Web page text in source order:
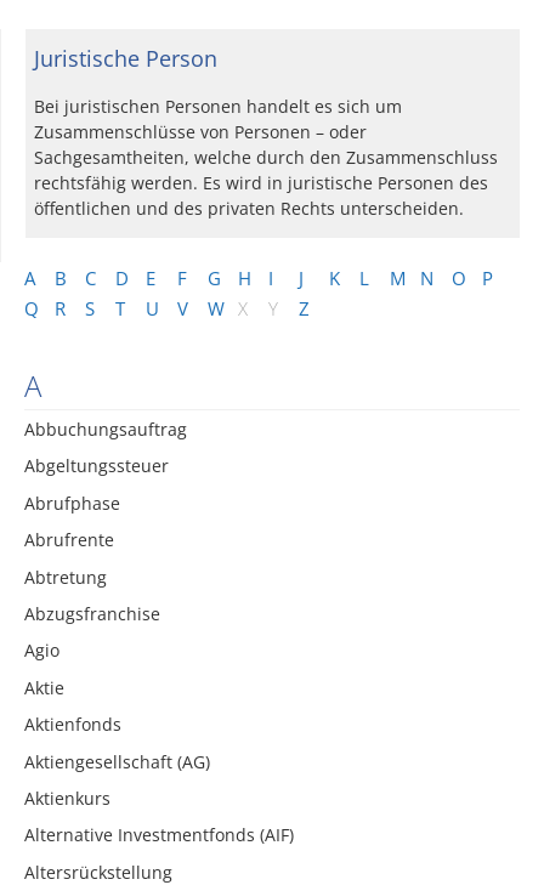
A B C D E F G H I J K L M N O
P
Q
R S T U V W X Y Z
A
Abbuchungsauftrag
Abgeltungssteuer
Abrufphase
Abrufrente
Abtretung
Abzugsfranchise
Agio
Aktie
Aktienfonds
Aktiengesellschaft (AG)
Aktienkurs
Alternative Investmentfonds (AIF)
Altersrückstellung
Juristische Person
Bei juristischen Personen handelt es sich um
Zusammenschlüsse von Personen – oder
Sachgesamtheiten, welche durch den Zusammenschluss
rechtsfähig werden. Es wird in juristische Personen des
öffentlichen und des privaten Rechts unterscheiden.